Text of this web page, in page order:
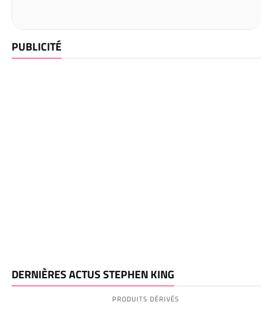
PUBLICITÉ
DERNIÈRES ACTUS STEPHEN KING
PRODUITS DÉRIVÉS